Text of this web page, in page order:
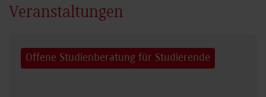
Veranstaltungen
Offene Studienberatung für Studierende